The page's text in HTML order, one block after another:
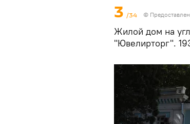
3 /34 ©
Жилой дом на
"Ювелирторг".